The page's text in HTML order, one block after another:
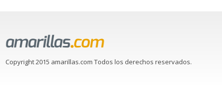
Copyright 2015 amarillas.com Todos los derechos reservados.